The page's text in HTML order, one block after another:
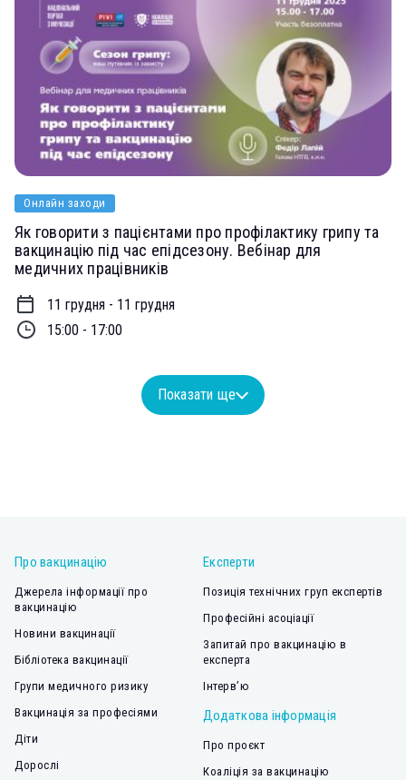
Онлайн заходи
Як говорити з пацієнтами про профілактику грипу та
вакцинацію під час епідсезону. Вебінар для
медичних працівників
11 грудня - 11 грудня
15:00 - 17:00
Показати ще
Про вакцинацію
Джерела інформації про
вакцинацію
Новини вакцинації
Бібліотека вакцинації
Групи медичного ризику
Вакцинація за професіями
Діти
Дорослі
Експерти
Позиція технічних груп експертів
Професійні асоціації
Запитай про вакцинацію в
експерта
Інтерв’ю
Додаткова інформація
Про проєкт
Коаліція за вакцинацію